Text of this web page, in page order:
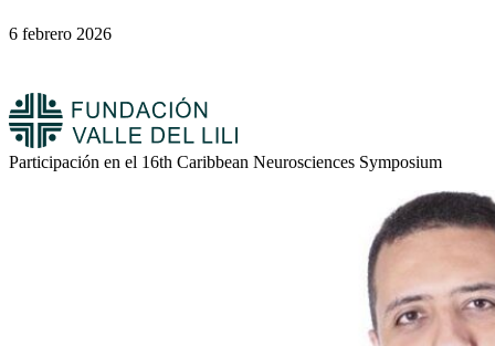
6 febrero 2026
Participación en el 16th Caribbean Neurosciences Symposium